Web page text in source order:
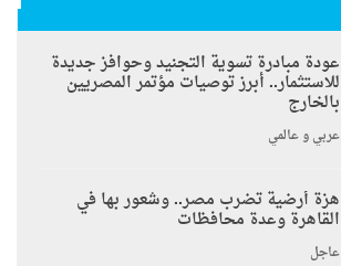
عودة مبادرة تسوية التجنيد وحوافز جديدة
للاستثمار.. أبرز توصيات مؤتمر المصريين
بالخارج
عربي و عالمي
هزة أرضية تضرب مصر.. وشعور بها في
القاهرة وعدة محافظات
عاجل